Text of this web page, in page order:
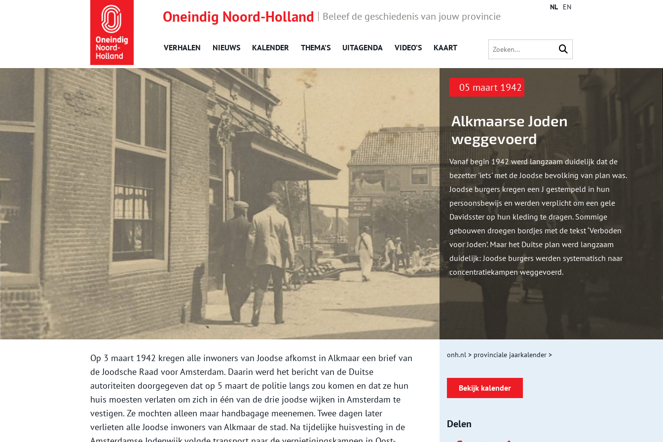
Oneindig Noord-Holland Beleef de geschiedenis van jouw provincie
VERHALEN NIEUWS KALENDER THEMA’S UITAGENDA VIDEO’S KAART
NL EN
05 maart 1942
Alkmaarse Joden
weggevoerd
Vanaf begin 1942 werd langzaam duidelijk dat de
bezetter 'iets' met de Joodse bevolking van plan was.
Joodse burgers kregen een J gestempeld in hun
persoonsbewijs en werden verplicht om een gele
Davidsster op hun kleding te dragen. Sommige
gebouwen droegen bordjes met de tekst ‘Verboden
voor Joden’. Maar het Duitse plan werd langzaam
duidelijk: Joodse burgers werden systematisch naar
concentratiekampen weggevoerd.
Op 3 maart 1942 kregen alle inwoners van Joodse afkomst in Alkmaar een brief van
de Joodsche Raad voor Amsterdam. Daarin werd het bericht van de Duitse
autoriteiten doorgegeven dat op 5 maart de politie langs zou komen en dat ze hun
huis moesten verlaten om zich in één van de drie joodse wijken in Amsterdam te
vestigen. Ze mochten alleen maar handbagage meenemen. Twee dagen later
verlieten alle Joodse inwoners van Alkmaar de stad. Na tijdelijke huisvesting in de
onh.nl > provinciale jaarkalender >
Bekijk kalender
Delen